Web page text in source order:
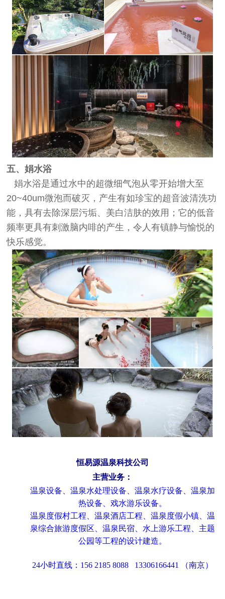
五、娟水浴
娟水浴是通过水中的超微细气泡从零开始增大至
20~40um微泡而破灭，产生有如珍宝的超音波清洗功
能，具有去除深层污垢、美白洁肤的效用；它的低音
频率更具有刺激脑内啡的产生，令人有镇静与愉悦的
快乐感觉。
恒易源温泉科技公司
主营业务：
温泉设备、温泉水处理设备、温泉水疗设备、温泉加
热设备、戏水游乐设备。
温泉度假村工程、温泉酒店工程、温泉度假小镇、温
泉综合旅游度假区、温泉民宿、水上游乐工程、主题
公园等工程的设计建造。
24小时直线：156 2185 8088 13306166441 （南京）